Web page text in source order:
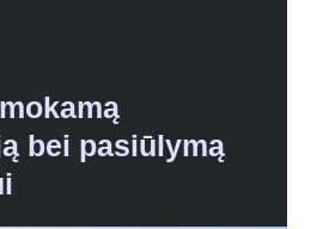
bei pasiūlymą